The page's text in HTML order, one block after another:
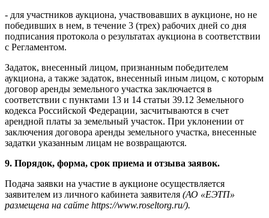
- для участников аукциона, участвовавших в аукционе, но не
победивших в нем, в течение 3 (трех) рабочих дней со дня
подписания протокола о результатах аукциона в соответствии
с Регламентом.
Задаток, внесенный лицом, признанным победителем
аукциона, а также задаток, внесенный иным лицом, с которым
договор аренды земельного участка заключается в
соответствии с пунктами 13 и 14 статьи 39.12 Земельного
кодекса Российской Федерации, засчитываются в счет
арендной платы за земельный участок. При уклонении от
заключения договора аренды земельного участка, внесенные
задатки указанным лицам не возвращаются.
9. Порядок, форма, срок приема и отзыва заявок.
Подача заявки на участие в аукционе осуществляется
заявителем из личного кабинета заявителя (АО «ЕЭТП»
размещена на сайте https://www.roseltorg.ru/).